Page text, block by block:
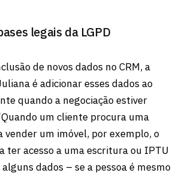
legais da LGPD
de novos dados no CRM, a
é adicionar esses dados ao
quando a negociação estiver
um cliente procura uma
vender um imóvel, por exemplo, o
ter acesso a uma escritura ou IPTU
dados – se a pessoa é mesmo